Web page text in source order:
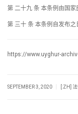
第 二十九 条 本条例由国家
第 三十 条 本条例自发布之
https://www.uyghur-
SEPTEMBER 3, 2020 [:ZH] 法